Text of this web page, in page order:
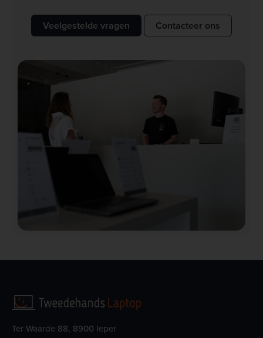
Veelgestelde vragen Contacteer ons
Ter Waarde 88, 8900 Ieper